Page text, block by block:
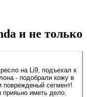
и не только
поврежденый сегмент!
иметь дело.